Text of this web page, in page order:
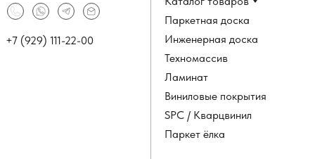
Паркетная доска
Инженерная доска
Техномассив
+7 (929) 111-22-00
Ламинат
Виниловые покрытия
SPC / Кварцвинил
Паркет ёлка